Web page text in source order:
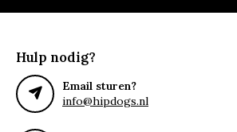
Hulp nodig?
Email sturen?
info@hipdogs.nl